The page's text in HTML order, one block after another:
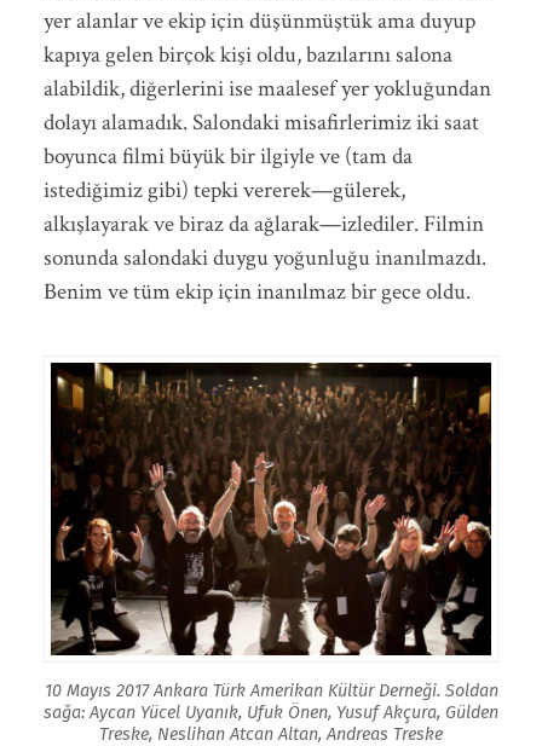
yer alanlar ve ekip için düşünmüştük ama duyup
kapıya gelen birçok kişi oldu, bazılarını salona
alabildik, diğerlerini ise maalesef yer yokluğundan
dolayı alamadık. Salondaki misafirlerimiz iki saat
boyunca filmi büyük bir ilgiyle ve (tam da
istediğimiz gibi) tepki vererek—gülerek,
alkışlayarak ve biraz da ağlarak—izlediler. Filmin
sonunda salondaki duygu yoğunluğu inanılmazdı.
Benim ve tüm ekip için inanılmaz bir gece oldu.
10 Mayıs 2017 Ankara Türk Amerikan Kültür Derneği. Soldan
sağa: Aycan Yücel Uyanık, Ufuk Önen, Yusuf Akçura, Gülden
Treske, Neslihan Atcan Altan, Andreas Treske